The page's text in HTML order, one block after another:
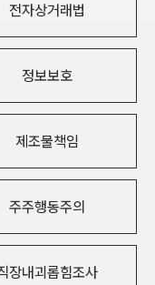
전자상거래법
정보보호
제조물책임
주주행동주의
장내괴롭힘조사